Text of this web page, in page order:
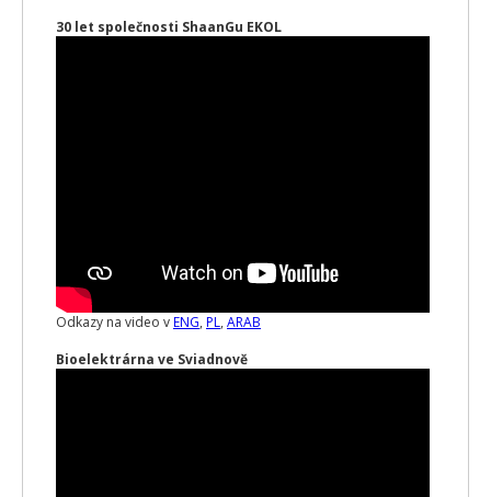
30 let společnosti ShaanGu EKOL
Odkazy na video vENG, PL, ARAB
Bioelektrárna ve Sviadnově